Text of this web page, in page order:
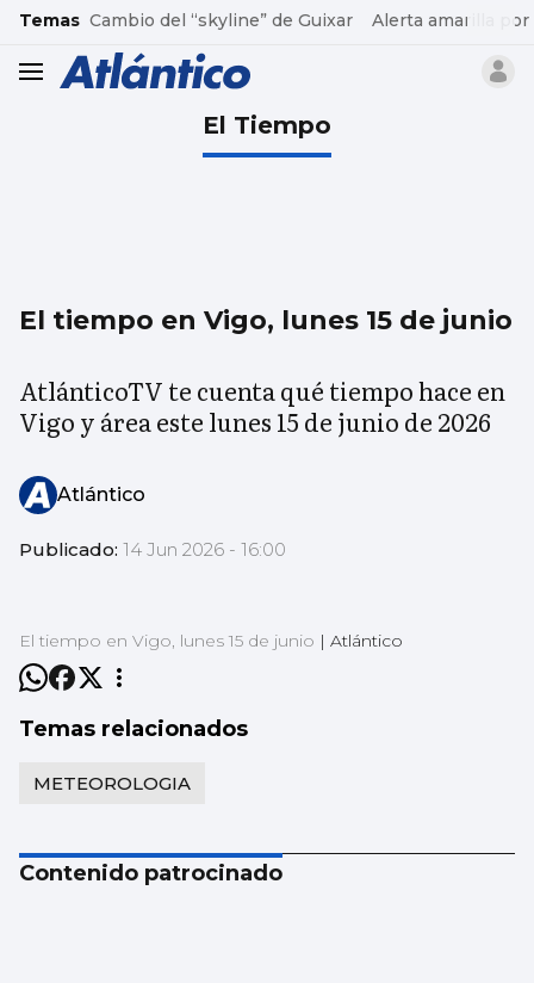
common.go-to-content
Temas Cambio del “skyline” de Guixar Alerta amarilla por
header.menu.open
El Tiempo
El tiempo en Vigo, lunes 15 de junio
AtlánticoTV te cuenta qué tiempo hace en
Vigo y área este lunes 15 de junio de 2026
Atlántico
Publicado: 14 Jun 2026 - 16:00
El tiempo en Vigo, lunes 15 de junio | Atlántico
Temas relacionados
METEOROLOGIA
Contenido patrocinado